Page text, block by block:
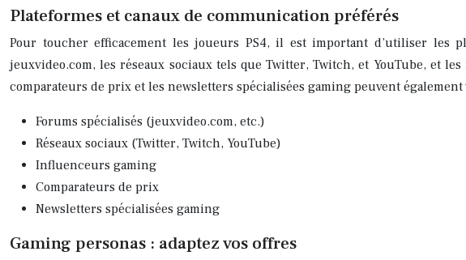
Plateformes et canaux de communication préférés
Pour toucher efficacement les joueurs PS4, il est important d’utiliser les
jeuxvideo.com, les réseaux sociaux tels que Twitter, Twitch, et YouTube, et
comparateurs de prix et les newsletters spécialisées gaming peuvent
Forums spécialisés (jeuxvideo.com, etc.)
Réseaux sociaux (Twitter, Twitch, YouTube)
Influenceurs gaming
Comparateurs de prix
Newsletters spécialisées gaming
Gaming personas : adaptez vos offres